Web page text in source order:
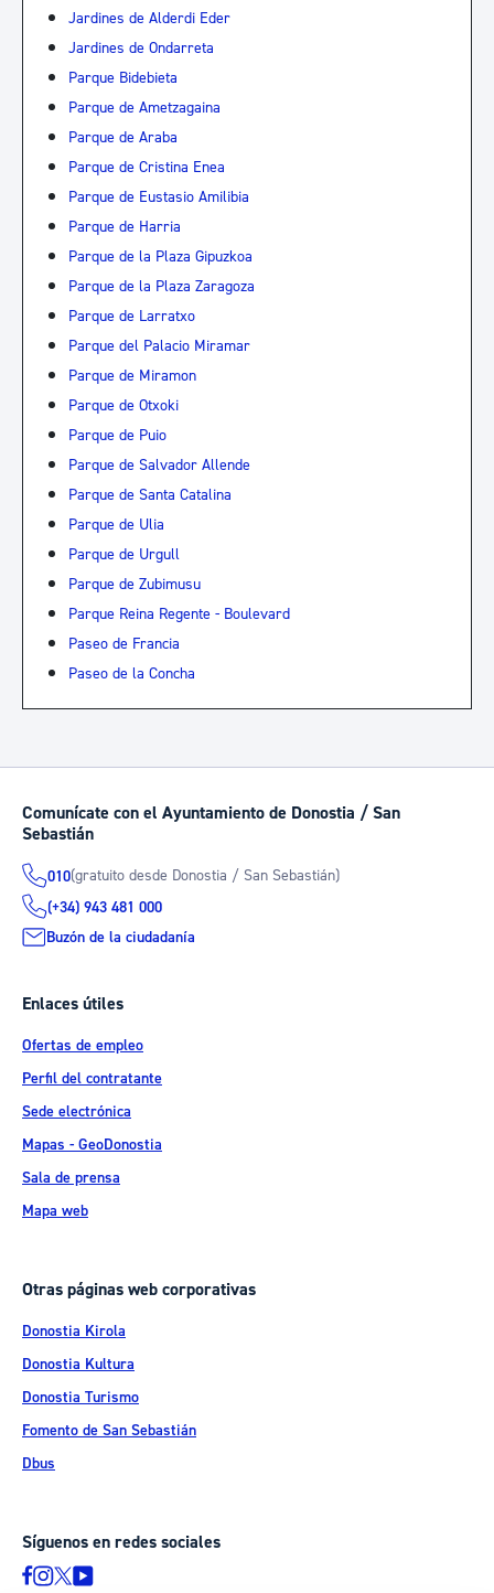
Jardines de Alderdi Eder
Jardines de Ondarreta
Parque Bidebieta
Parque de Ametzagaina
Parque de Araba
Parque de Cristina Enea
Parque de Eustasio Amilibia
Parque de Harria
Parque de la Plaza Gipuzkoa
Parque de la Plaza Zaragoza
Parque de Larratxo
Parque del Palacio Miramar
Parque de Miramon
Parque de Otxoki
Parque de Puio
Parque de Salvador Allende
Parque de Santa Catalina
Parque de Ulia
Parque de Urgull
Parque de Zubimusu
Parque Reina Regente - Boulevard
Paseo de Francia
Paseo de la Concha
Comunícate con el Ayuntamiento de Donostia / San
Sebastián
010(gratuito desde Donostia / San Sebastián)
(+34) 943 481 000
Buzón de la ciudadanía
Enlaces útiles
Ofertas de empleo
Perfil del contratante
Sede electrónica
Mapas - GeoDonostia
Sala de prensa
Mapa web
Otras páginas web corporativas
Donostia Kirola
Donostia Kultura
Donostia Turismo
Fomento de San Sebastián
Dbus
Síguenos en redes sociales